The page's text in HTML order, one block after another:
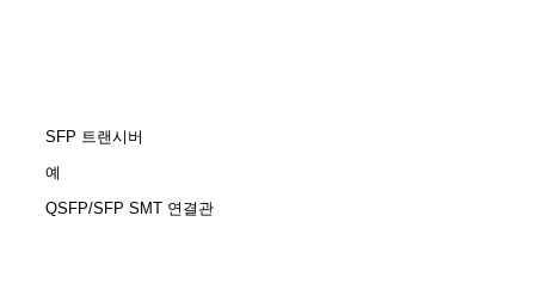
SFP 트랜시버
예
QSFP/SFP SMT 연결관